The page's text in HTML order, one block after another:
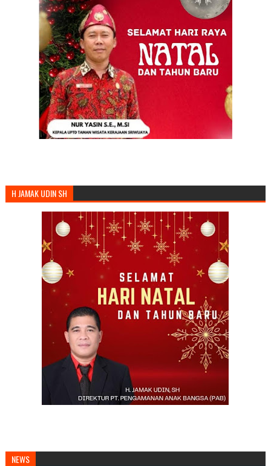
H JAMAK UDIN SH
NEWS